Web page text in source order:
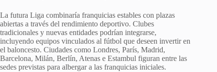
La futura Liga combinaría franquicias estables con plazas
abiertas a través del rendimiento deportivo. Clubes
tradicionales y nuevas entidades podrían integrarse,
incluyendo equipos vinculados al fútbol que deseen invertir en
el baloncesto. Ciudades como Londres, París, Madrid,
Barcelona, Milán, Berlín, Atenas e Estambul figuran entre las
sedes previstas para albergar a las franquicias iniciales.